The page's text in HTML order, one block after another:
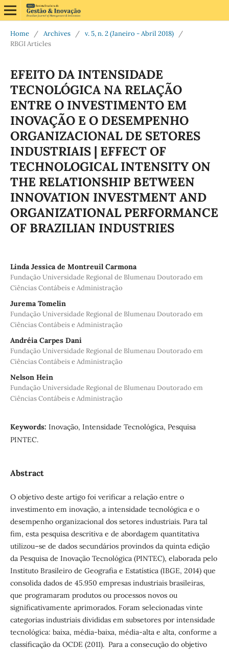
Home / Archives / v. 5, n. 2 (Janeiro - Abril 2018)
/
RBGI Articles
EFEITO DA INTENSIDADE
TECNOLÓGICA NA RELAÇÃO
ENTRE O INVESTIMENTO EM
INOVAÇÃO E O DESEMPENHO
ORGANIZACIONAL DE SETORES
INDUSTRIAIS | EFFECT OF
TECHNOLOGICAL INTENSITY ON
THE RELATIONSHIP BETWEEN
INNOVATION INVESTMENT AND
ORGANIZATIONAL PERFORMANCE
OF BRAZILIAN INDUSTRIES
Linda Jessica de Montreuil Carmona
Fundação Universidade Regional de Blumenau Doutorado em
Ciências Contábeis e Administração
Jurema Tomelin
Fundação Universidade Regional de Blumenau Doutorado em
Ciências Contábeis e Administração
Andréia Carpes Dani
Fundação Universidade Regional de Blumenau Doutorado em
Ciências Contábeis e Administração
Nelson Hein
Fundação Universidade Regional de Blumenau Doutorado em
Ciências Contábeis e Administração
Keywords: Inovação, Intensidade Tecnológica, Pesquisa
PINTEC.
Abstract
O objetivo deste artigo foi verificar a relação entre o
investimento em inovação, a intensidade tecnológica e o
desempenho organizacional dos setores industriais. Para tal
fim, esta pesquisa descritiva e de abordagem quantitativa
utilizou–se de dados secundários provindos da quinta edição
da Pesquisa de Inovação Tecnológica (PINTEC), elaborada pelo
Instituto Brasileiro de Geografia e Estatística (IBGE, 2014) que
consolida dados de 45.950 empresas industriais brasileiras,
que programaram produtos ou processos novos ou
significativamente aprimorados. Foram selecionadas vinte
categorias industriais divididas em subsetores por intensidade
tecnológica: baixa, média-baixa, média-alta e alta, conforme a
classificação da OCDE (2011). Para a consecução do objetivo